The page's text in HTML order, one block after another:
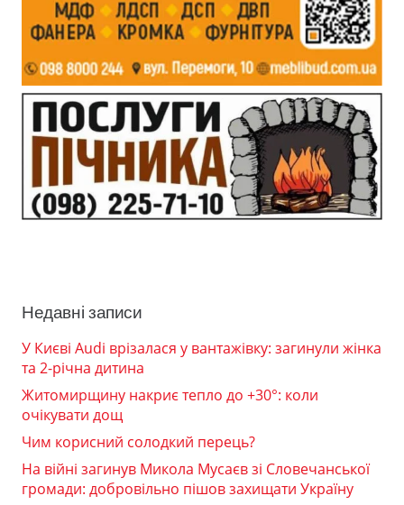
Недавні записи
У Києві Audi врізалася у вантажівку: загинули жінка
та 2-річна дитина
Житомирщину накриє тепло до +30°: коли
очікувати дощ
Чим корисний солодкий перець?
На війні загинув Микола Мусаєв зі Словечанської
громади: добровільно пішов захищати Україну